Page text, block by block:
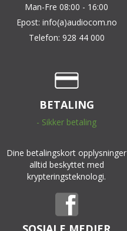
Man-Fre 08:00 - 16:00
Epost: info(a)audiocom.no
Telefon: 928 44 000
BETALING
- Sikker betaling
Dine betalingskort opplysninger
alltid beskyttet med
krypteringsteknologi.